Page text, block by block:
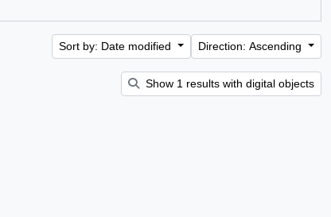
Sort by: Date modified Direction: Ascending
Show 1 results with digital objects